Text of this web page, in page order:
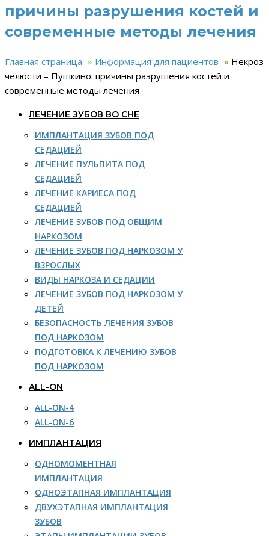
причины разрушения костей и
современные методы лечения
Главная страница » Информация для пациентов » Некроз
челюсти – Пушкино: причины разрушения костей и
современные методы лечения
ЛЕЧЕНИЕ ЗУБОВ ВО СНЕ
ИМПЛАНТАЦИЯ ЗУБОВ ПОД
СЕДАЦИЕЙ
ЛЕЧЕНИЕ ПУЛЬПИТА ПОД
СЕДАЦИЕЙ
ЛЕЧЕНИЕ КАРИЕСА ПОД
СЕДАЦИЕЙ
ЛЕЧЕНИЕ ЗУБОВ ПОД ОБЩИМ
НАРКОЗОМ
ЛЕЧЕНИЕ ЗУБОВ ПОД НАРКОЗОМ У
ВЗРОСЛЫХ
ВИДЫ НАРКОЗА И СЕДАЦИИ
ЛЕЧЕНИЕ ЗУБОВ ПОД НАРКОЗОМ У
ДЕТЕЙ
БЕЗОПАСНОСТЬ ЛЕЧЕНИЯ ЗУБОВ
ПОД НАРКОЗОМ
ПОДГОТОВКА К ЛЕЧЕНИЮ ЗУБОВ
ПОД НАРКОЗОМ
ALL-ON
ALL-ON-4
ALL-ON-6
ИМПЛАНТАЦИЯ
ОДНОМОМЕНТНАЯ
ИМПЛАНТАЦИЯ
ОДНОЭТАПНАЯ ИМПЛАНТАЦИЯ
ДВУХЭТАПНАЯ ИМПЛАНТАЦИЯ
ЗУБОВ